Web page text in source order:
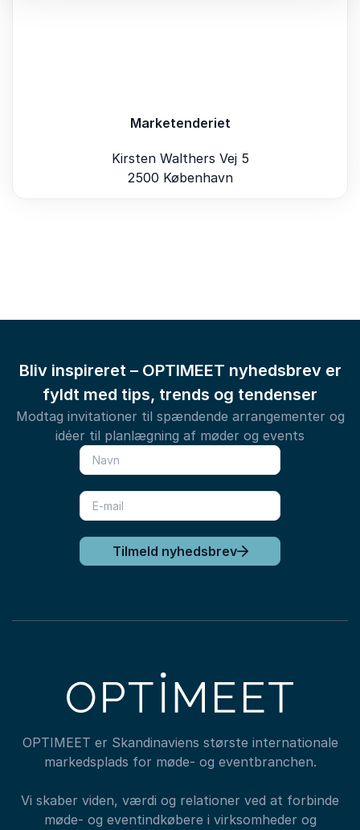
Marketenderiet
Kirsten Walthers Vej 5
2500 København
Bliv inspireret – OPTIMEET nyhedsbrev er
fyldt med tips, trends og tendenser
Modtag invitationer til spændende arrangementer og
idéer til planlægning af møder og events
Tilmeld nyhedsbrev
OPTIMEET er Skandinaviens største internationale
markedsplads for møde- og eventbranchen.
Vi skaber viden, værdi og relationer ved at forbinde
møde- og eventindkøbere i virksomheder og